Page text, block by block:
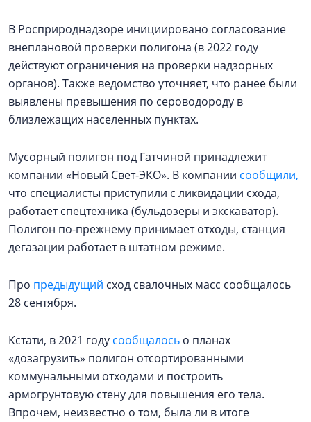
В Росприроднадзоре инициировано согласование
внеплановой проверки полигона (в 2022 году
действуют ограничения на проверки надзорных
органов). Также ведомство уточняет, что ранее были
выявлены превышения по сероводороду в
близлежащих населенных пунктах.
Мусорный полигон под Гатчиной принадлежит
компании «Новый Свет-ЭКО». В компании сообщили,
что специалисты приступили с ликвидации схода,
работает спецтехника (бульдозеры и экскаватор).
Полигон по-прежнему принимает отходы, станция
дегазации работает в штатном режиме.
Про предыдущий сход свалочных масс сообщалось
28 сентября.
Кстати, в 2021 году сообщалось о планах
«дозагрузить» полигон отсортированными
коммунальными отходами и построить
армогрунтовую стену для повышения его тела.
Впрочем, неизвестно о том, была ли в итоге